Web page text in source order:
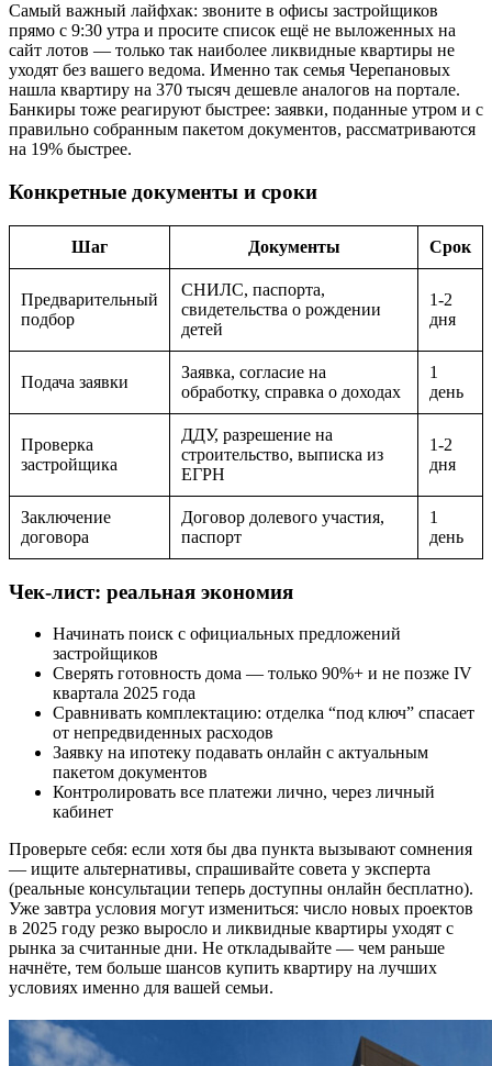
Самый важный лайфхак: звоните в офисы застройщиков
прямо с 9:30 утра и просите список ещё не выложенных на
сайт лотов — только так наиболее ликвидные квартиры не
уходят без вашего ведома. Именно так семья Черепановых
нашла квартиру на 370 тысяч дешевле аналогов на портале.
Банкиры тоже реагируют быстрее: заявки, поданные утром и с
правильно собранным пакетом документов, рассматриваются
на 19% быстрее.
Конкретные документы и сроки
Шаг Документы Срок
Предварительный
подбор
СНИЛС, паспорта,
свидетельства о рождении
детей
1-2
дня
Подача заявки
Заявка, согласие на
обработку, справка о доходах
1
день
Проверка
застройщика
ДДУ, разрешение на
строительство, выписка из
ЕГРН
1-2
дня
Заключение
договора
Договор долевого участия,
паспорт
1
день
Чек-лист: реальная экономия
Начинать поиск с официальных предложений
застройщиков
Сверять готовность дома — только 90%+ и не позже IV
квартала 2025 года
Сравнивать комплектацию: отделка “под ключ” спасает
от непредвиденных расходов
Заявку на ипотеку подавать онлайн с актуальным
пакетом документов
Контролировать все платежи лично, через личный
кабинет
Проверьте себя: если хотя бы два пункта вызывают сомнения
— ищите альтернативы, спрашивайте совета у эксперта
(реальные консультации теперь доступны онлайн бесплатно).
Уже завтра условия могут измениться: число новых проектов
в 2025 году резко выросло и ликвидные квартиры уходят с
рынка за считанные дни. Не откладывайте — чем раньше
начнёте, тем больше шансов купить квартиру на лучших
условиях именно для вашей семьи.